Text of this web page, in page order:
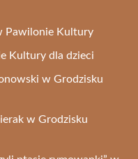
Pawilonie Kultury
Kultury dla dzieci
w Grodzisku
w Grodzisku